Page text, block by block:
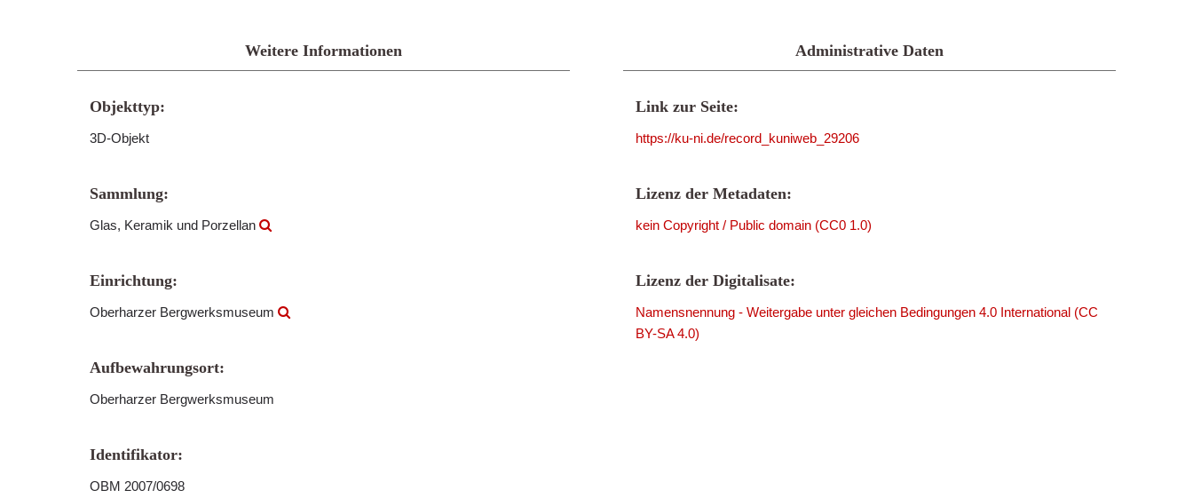
Weitere Informationen
Objekttyp:
3D-Objekt
Sammlung:
Glas, Keramik und Porzellan
Einrichtung:
Oberharzer Bergwerksmuseum
Aufbewahrungsort:
Oberharzer Bergwerksmuseum
Identifikator:
OBM 2007/0698
Administrative Daten
Link zur Seite:
https://ku-ni.de/record_kuniweb_29206
Lizenz der Metadaten:
kein Copyright / Public domain (CC0 1.0)
Lizenz der Digitalisate:
Namensnennung - Weitergabe unter gleichen Bedingungen 4.0 International (CC
BY-SA 4.0)